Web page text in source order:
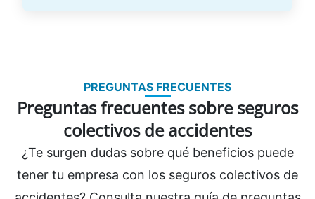
PREGUNTAS FRECUENTES
Preguntas frecuentes sobre seguros
colectivos de accidentes
¿Te surgen dudas sobre qué beneficios puede
tener tu empresa con los seguros colectivos de